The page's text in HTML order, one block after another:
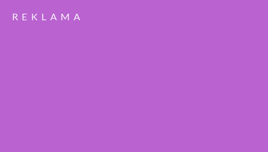
REKLAMA